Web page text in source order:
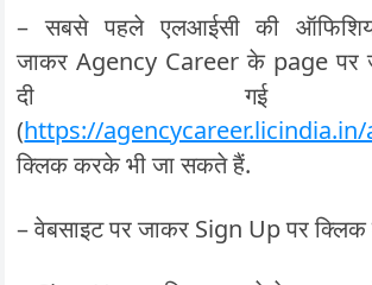
– सबसे पहले एलआईसी की
जाकर Agency Career के page पर
दी गई
(https://
क्लिक करके भी जा सकते हैं.
– वेबसाइट पर जाकर Sign Up पर